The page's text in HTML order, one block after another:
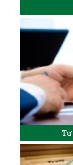
Tư